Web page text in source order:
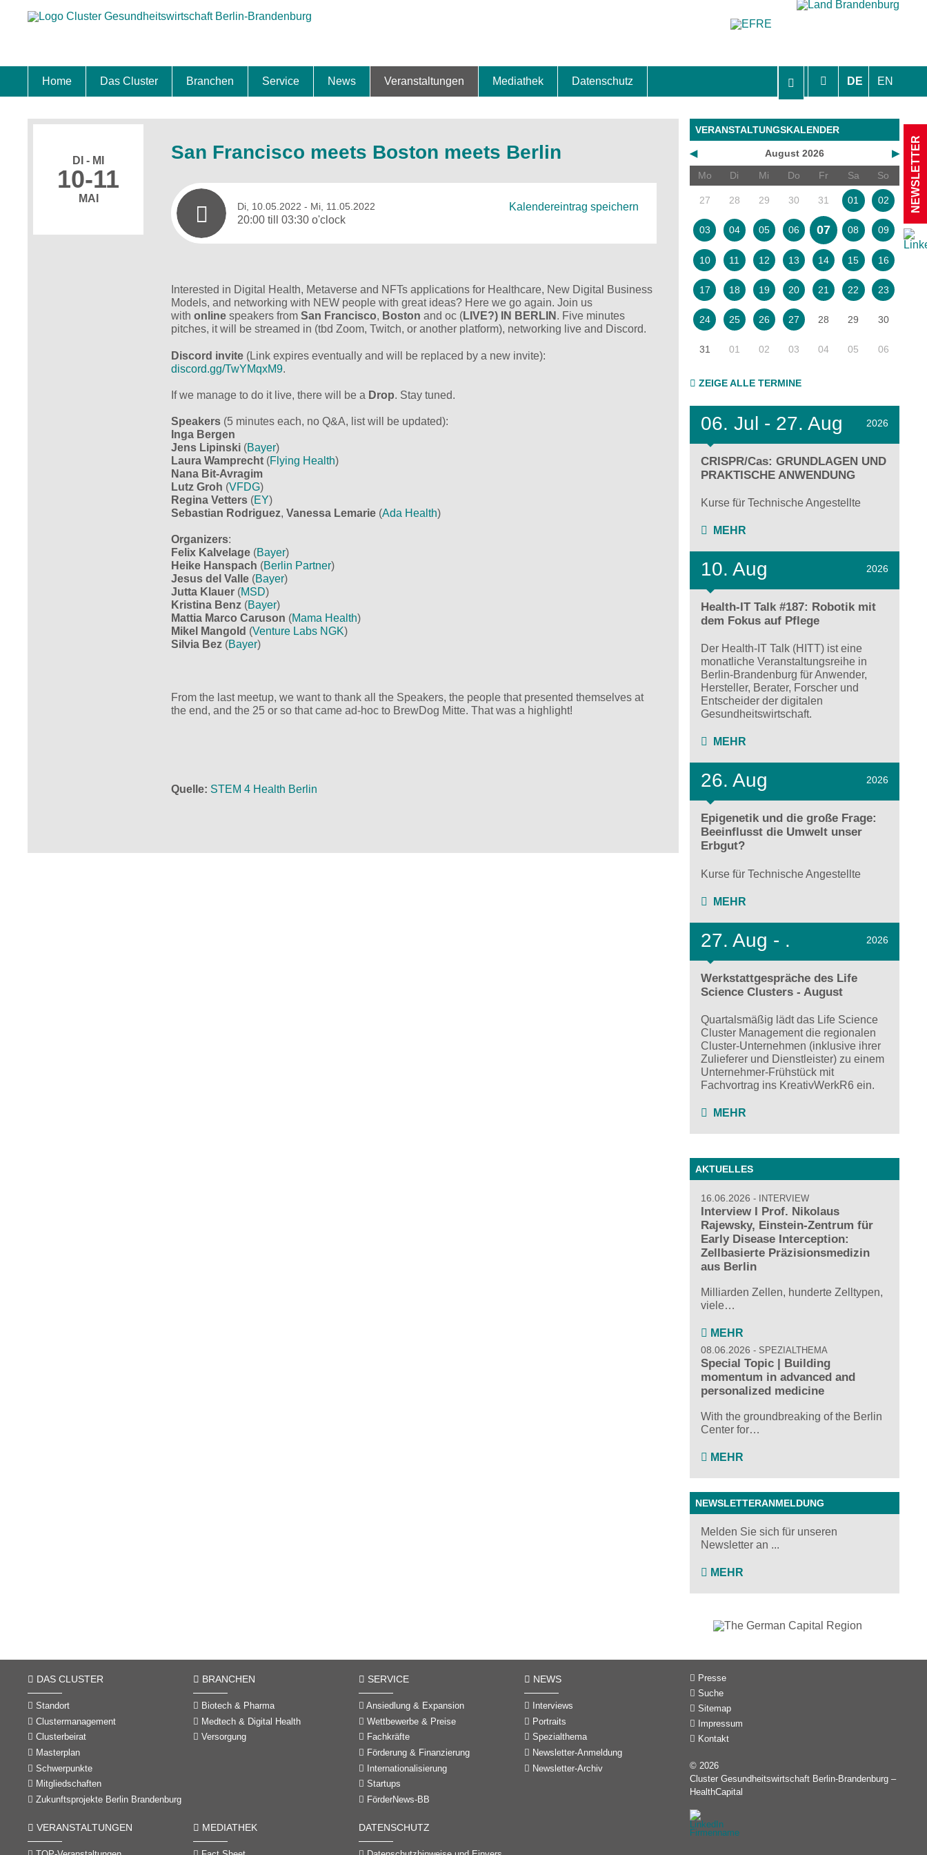
DE EN
Home Das Cluster Branchen Service News Veranstaltungen Mediathek Datenschutz
DI - MI
10-11
MAI
San Francisco meets Boston meets Berlin
Di, 10.05.2022 - Mi, 11.05.2022
20:00 till 03:30 o'clock
Kalendereintrag speichern
Interested in Digital Health, Metaverse and NFTs applications for Healthcare, New Digital Business
Models, and networking with NEW people with great ideas? Here we go again. Join us
with online speakers from San Francisco, Boston and oc (LIVE?) IN BERLIN . Five minutes
pitches, it will be streamed in (tbd Zoom, Twitch, or another platform), networking live and Discord.
Discord invite (Link expires eventually and will be replaced by a new invite):
discord.gg/TwYMqxM9.
If we manage to do it live, there will be a Drop. Stay tuned.
Speakers (5 minutes each, no Q&A, list will be updated):
Inga Bergen
Jens Lipinski (Bayer)
Laura Wamprecht (Flying Health)
Nana Bit-Avragim
Lutz Groh (VFDG)
Regina Vetters (EY)
Sebastian Rodriguez, Vanessa Lemarie (Ada Health)
Organizers:
Felix Kalvelage (Bayer)
Heike Hanspach (Berlin Partner)
Jesus del Valle (Bayer)
Jutta Klauer (MSD)
Kristina Benz (Bayer)
Mattia Marco Caruson (Mama Health)
Mikel Mangold (Venture Labs NGK)
Silvia Bez (Bayer)
From the last meetup, we want to thank all the Speakers, the people that presented themselves at
the end, and the 25 or so that came ad-hoc to BrewDog Mitte. That was a highlight!
Quelle STEM 4 Health Berlin
VERANSTALTUNGSKALENDER
◀ ▶
August 2026
Mo
Di Mi Do Fr Sa So
27 28 29 30 31 01 02
03 04 05 06 07 08 09
10 11 12 13 14 15 16
17 18 19 20 21 22 23
24 25 26 27 28 29 30
31 01 02 03 04 05 06
ZEIGE ALLE TERMINE
06. Jul - 27. Aug 2026
CRISPR/Cas: GRUNDLAGEN UND
PRAKTISCHE ANWENDUNG
Kurse für Technische Angestellte
MEHR
10. Aug 2026
Health-IT Talk #187: Robotik mit
dem Fokus auf Pflege
Der Health-IT Talk (HITT) ist eine
monatliche Veranstaltungsreihe in
Berlin-Brandenburg für Anwender,
Hersteller, Berater, Forscher und
Entscheider der digitalen
Gesundheitswirtschaft.
MEHR
26. Aug 2026
Epigenetik und die große Frage:
Beeinflusst die Umwelt unser
Erbgut?
Kurse für Technische Angestellte
MEHR
27. Aug - . 2026
Werkstattgespräche des Life
Science Clusters - August
Quartalsmäßig lädt das Life Science
Cluster Management die regionalen
Cluster-Unternehmen (inklusive ihrer
Zulieferer und Dienstleister) zu einem
Unternehmer-Frühstück mit
Fachvortrag ins KreativWerkR6 ein.
MEHR
AKTUELLES
16.06.2026 INTERVIEW
Interview I Prof. Nikolaus
Rajewsky, Einstein-Zentrum für
Early Disease Interception:
Zellbasierte Präzisionsmedizin
aus Berlin
Milliarden Zellen, hunderte Zelltypen,
viele…
MEHR
08.06.2026 SPEZIALTHEMA
Special Topic | Building
momentum in advanced and
personalized medicine
With the groundbreaking of the Berlin
Center for…
MEHR
NEWSLETTERANMELDUNG
Melden Sie sich für unseren
Newsletter an ...
MEHR
NEWSLETTER
DAS CLUSTER
Standort
Clustermanagement
Clusterbeirat
Masterplan
Schwerpunkte
Mitgliedschaften
Zukunftsprojekte Berlin Brandenburg
BRANCHEN
Biotech & Pharma
Medtech & Digital Health
Versorgung
SERVICE
Ansiedlung & Expansion
Wettbewerbe & Preise
Fachkräfte
Förderung & Finanzierung
Internationalisierung
Startups
FörderNews-BB
NEWS
Interviews
Portraits
Spezialthema
Newsletter-Anmeldung
Newsletter-Archiv
VERANSTALTUNGEN MEDIATHEK DATENSCHUTZ
Presse
Suche
Sitemap
Impressum
Kontakt
© 2026
Cluster Gesundheitswirtschaft Berlin-Brandenburg –
HealthCapital